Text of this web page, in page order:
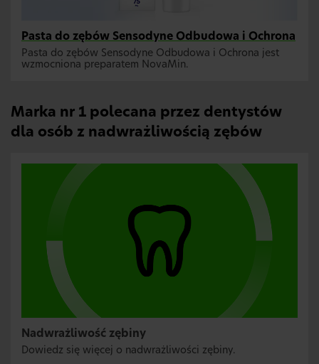
Pasta do zębów Sensodyne Odbudowa i Ochrona
Pasta do zębów Sensodyne Odbudowa i Ochrona jest
wzmocniona preparatem NovaMin.
Marka nr 1 polecana przez dentystów
dla osób z nadwrażliwością zębów
Nadwrażliwość zębiny
Dowiedz się więcej o nadwrażliwości zębiny.